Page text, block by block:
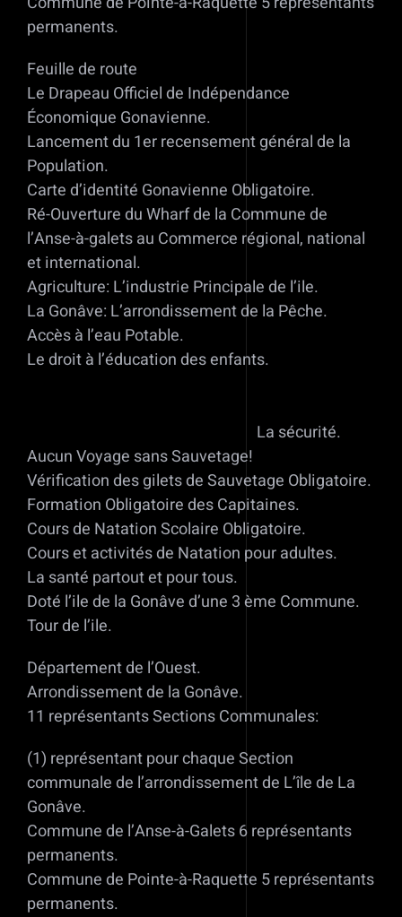
permanents.
Feuille de route
Le Drapeau Officiel de Indépendance
Économique Gonavienne.
Lancement du 1er recensement général de la
Population.
Carte d’identité Gonavienne Obligatoire.
Ré-Ouverture du Wharf de la Commune de
l’Anse-à-galets au Commerce régional, national
et international.
Agriculture: L’industrie Principale de l’ile.
La Gonâve: L’arrondissement de la Pêche.
Accès à l’eau Potable.
Le droit à l’éducation des enfants.
La sécurité.
Aucun Voyage sans Sauvetage!
Vérification des gilets de Sauvetage Obligatoire.
Formation Obligatoire des Capitaines.
Cours de Natation Scolaire Obligatoire.
Cours et activités de Natation pour adultes.
La santé partout et pour tous.
Doté l’ile de la Gonâve d’une 3 ème Commune.
Tour de l’ile.
Département de l’Ouest.
Arrondissement de la Gonâve.
11 représentants Sections Communales:
(1) représentant pour chaque Section
communale de l’arrondissement de L’île de La
Gonâve.
Commune de l’Anse-à-Galets 6 représentants
permanents.
Commune de Pointe-à-Raquette 5 représentants
permanents.